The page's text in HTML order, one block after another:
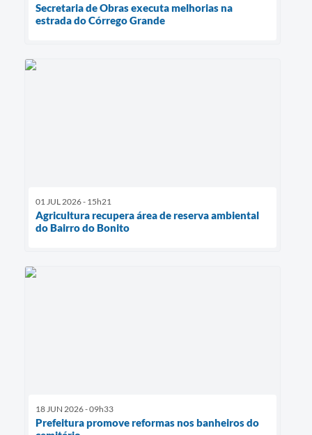
Secretaria de Obras executa melhorias na
estrada do Córrego Grande
01 JUL 2026 - 15h21
Agricultura recupera área de reserva ambiental
do Bairro do Bonito
18 JUN 2026 - 09h33
Prefeitura promove reformas nos banheiros do